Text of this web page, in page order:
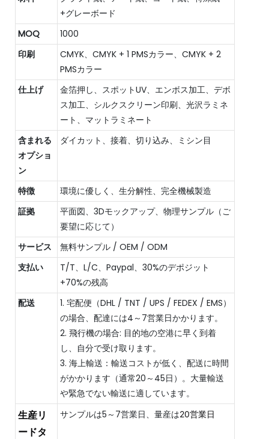
+グレーボード
MOQ
1000
印刷
CMYK、CMYK + 1 PMSカラー、CMYK + 2
PMSカラー
仕上げ
金箔押し、スポットUV、エンボス加工、デボ
ス加工、シルクスクリーン印刷、光沢ラミネ
ート、マットラミネート
含まれる
オプショ
ン
ダイカット、接着、切り込み、ミシン目
特徴
環境に優しく、生分解性、完全機械製造
証拠
平面図、3Dモックアップ、物理サンプル（ご
要望に応じて）
サービス
無料サンプル / OEM / ODM
支払い
T/T、L/C、Paypal、30%のデポジット
+70%の残高
配送
1. 宅配便（DHL / TNT / UPS / FEDEX / EMS）
の場合、配達には4～7営業日かかります。
2. 飛行機の場合: 目的地の空港に早く到着
し、自分で受け取ります。
3. 海上輸送：輸送コストが低く、配送に時間
がかかります（通常20～45日）。大量輸送
や緊急でない輸送に適しています。
生産リ
ードタ
サンプルは5～7営業日、量産は20営業日